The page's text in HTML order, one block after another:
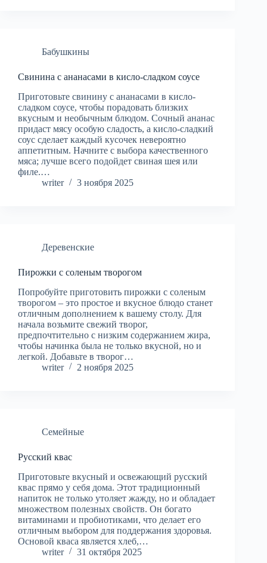
Бабушкины
Свинина с ананасами в кисло-сладком соусе
Приготовьте свинину с ананасами в кисло-
сладком соусе, чтобы порадовать близких
вкусным и необычным блюдом. Сочный ананас
придаст мясу особую сладость, а кисло-сладкий
соус сделает каждый кусочек невероятно
аппетитным. Начните с выбора качественного
мяса; лучше всего подойдет свиная шея или
филе.…
writer
3 ноября 2025
Деревенские
Пирожки с соленым творогом
Попробуйте приготовить пирожки с соленым
творогом – это простое и вкусное блюдо станет
отличным дополнением к вашему столу. Для
начала возьмите свежий творог,
предпочтительно с низким содержанием жира,
чтобы начинка была не только вкусной, но и
легкой. Добавьте в творог…
writer
2 ноября 2025
Семейные
Русский квас
Приготовьте вкусный и освежающий русский
квас прямо у себя дома. Этот традиционный
напиток не только утоляет жажду, но и обладает
множеством полезных свойств. Он богато
витаминами и пробиотиками, что делает его
отличным выбором для поддержания здоровья.
Основой кваса является хлеб,…
writer
31 октября 2025